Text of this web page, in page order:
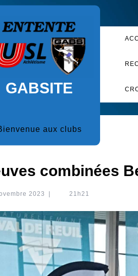
GABSITE
aux clubs
combinées
2023 19
2023
21h21